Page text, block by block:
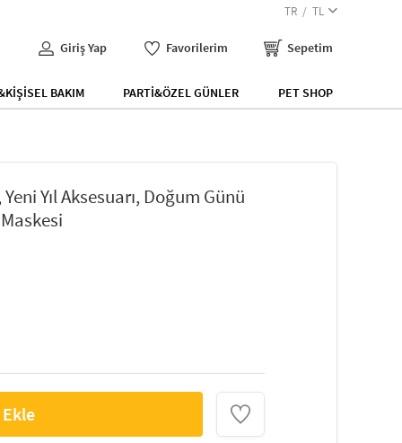
TR TL
Giriş Yap Favorilerim Sepetim
BAKIM PARTİ&ÖZEL GÜNLER PET SHOP
Yıl Aksesuarı, Doğum Günü